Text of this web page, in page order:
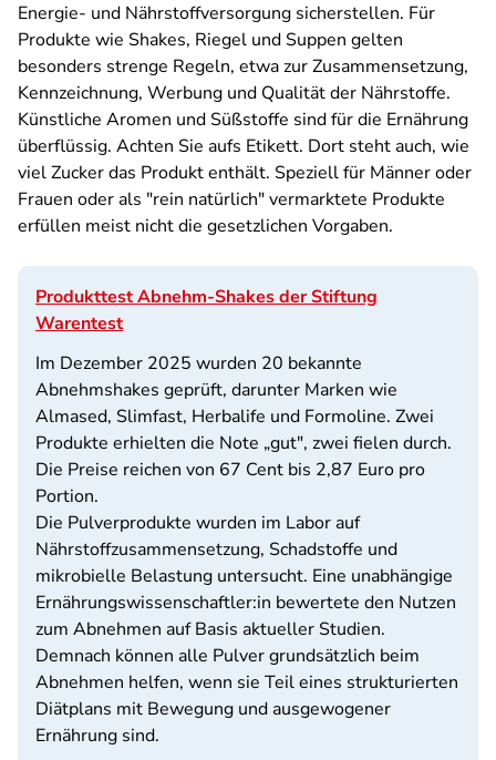
Energie- und Nährstoffversorgung sicherstellen. Für
Produkte wie Shakes, Riegel und Suppen gelten
besonders strenge Regeln, etwa zur Zusammensetzung,
Kennzeichnung, Werbung und Qualität der Nährstoffe.
Künstliche Aromen und Süßstoffe sind für die Ernährung
überflüssig. Achten Sie aufs Etikett. Dort steht auch, wie
viel Zucker das Produkt enthält. Speziell für Männer oder
Frauen oder als "rein natürlich" vermarktete Produkte
erfüllen meist nicht die gesetzlichen Vorgaben.
Produkttest Abnehm-Shakes der Stiftung
Warentest
Im Dezember 2025 wurden 20 bekannte
Abnehmshakes geprüft, darunter Marken wie
Almased, Slimfast, Herbalife und Formoline. Zwei
Produkte erhielten die Note „gut", zwei fielen durch.
Die Preise reichen von 67 Cent bis 2,87 Euro pro
Portion.
Die Pulverprodukte wurden im Labor auf
Nährstoffzusammensetzung, Schadstoffe und
mikrobielle Belastung untersucht. Eine unabhängige
Ernährungswissenschaftler:in bewertete den Nutzen
zum Abnehmen auf Basis aktueller Studien.
Demnach können alle Pulver grundsätzlich beim
Abnehmen helfen, wenn sie Teil eines strukturierten
Diätplans mit Bewegung und ausgewogener
Ernährung sind.